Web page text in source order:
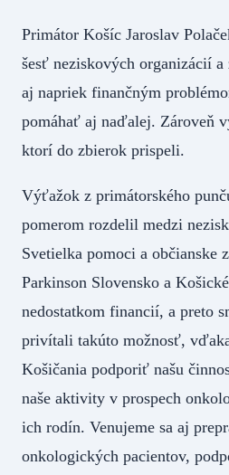
Primátor Košíc Jaroslav
šesť neziskových organizácií
aj napriek finančným
pomáhať aj naďalej. Zároveň
ktorí do zbierok prispeli.
Výťažok z primátorského
pomerom rozdelil medzi
Svetielka pomoci a občianske
Parkinson Slovensko a
nedostatkom financií, a preto
privítali takúto možnosť,
Košičania podporiť našu
naše aktivity v prospech
ich rodín. Venujeme sa aj
onkologických pacientov,